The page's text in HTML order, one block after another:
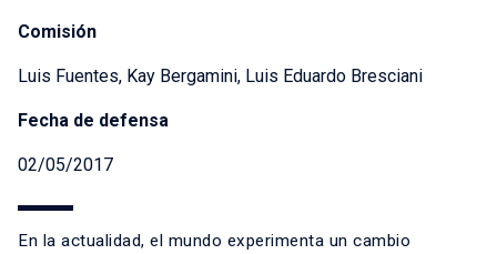
Comisión
Luis Fuentes, Kay Bergamini, Luis Eduardo Bresciani
Fecha de defensa
02/05/2017
En la actualidad, el mundo experimenta un cambio